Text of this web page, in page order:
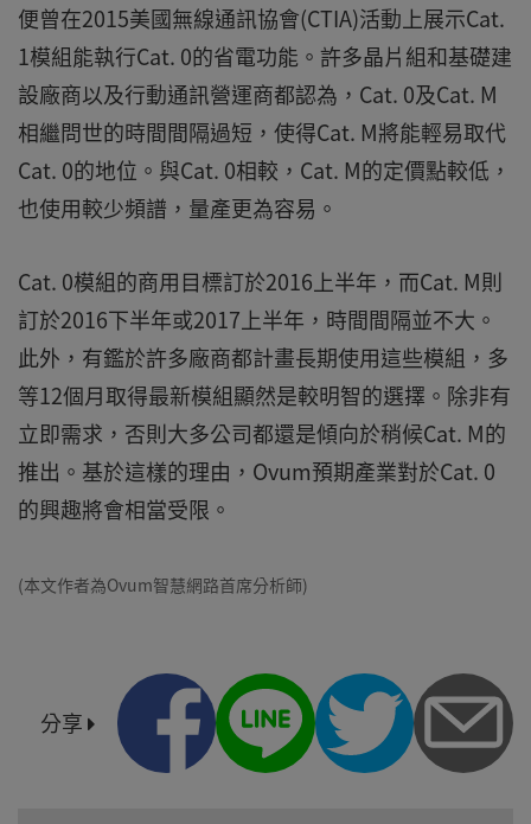
便曾在2015美國無線通訊協會(CTIA)活動上展示Cat.
1模組能執行Cat. 0的省電功能。許多晶片組和基礎建
設廠商以及行動通訊營運商都認為，Cat. 0及Cat. M
相繼問世的時間間隔過短，使得Cat. M將能輕易取代
Cat. 0的地位。與Cat. 0相較，Cat. M的定價點較低，
也使用較少頻譜，量產更為容易。
Cat. 0模組的商用目標訂於2016上半年，而Cat. M則
訂於2016下半年或2017上半年，時間間隔並不大。
此外，有鑑於許多廠商都計畫長期使用這些模組，多
等12個月取得最新模組顯然是較明智的選擇。除非有
立即需求，否則大多公司都還是傾向於稍候Cat. M的
推出。基於這樣的理由，Ovum預期產業對於Cat. 0
的興趣將會相當受限。
(本文作者為Ovum智慧網路首席分析師)
分享